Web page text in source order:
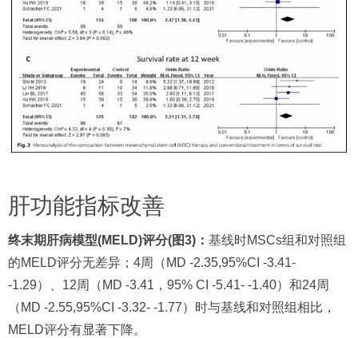
肝功能指标改善
终末期肝病模型(MELD)评分(图3)： 基线时MSCs组和对照组
的MELD评分无差异；4周（MD -2.35,95%CI -3.41-
-1.29）、12周（MD -3.41，95% CI -5.41- -1.40）和24周
（MD -2.55,95%CI -3.32- -1.77）时与基线和对照组相比，
MELD评分有显著下降。